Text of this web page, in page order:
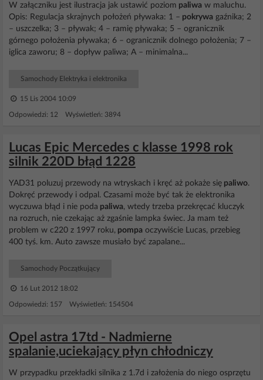
W załączniku jest ilustracja jak ustawić poziom paliwa w maluchu.
Opis: Regulacja skrajnych położeń pływaka: 1 – pokrywa gaźnika; 2
– uszczelka; 3 – pływak; 4 – ramię pływaka; 5 – ogranicznik
górnego położenia pływaka; 6 – ogranicznik dolnego położenia; 7 –
iglica zaworu; 8 – dopływ paliwa; A – minimalna...
Samochody Elektryka i elektronika
15 Lis 2004 10:09
Odpowiedzi: 12 Wyświetleń: 3894
Lucas Epic Mercedes c klasse 1998 rok
silnik 220D błąd 1228
YAD31 poluzuj przewody na wtryskach i kręć aż pokaże się paliwo.
Dokręć przewody i odpal. Czasami może być tak że elektronika
wyczuwa błąd i nie poda paliwa, wtedy trzeba przekręcać kluczyk
na rozruch, nie czekając aż zgaśnie lampka świec. Ja mam też
problem w c220 z 1997 roku, pompa oczywiście Lucas, przebieg
400 tyś. km. Auto zawsze musiało być zapalane...
Samochody Początkujący
16 Lut 2012 18:02
Odpowiedzi: 157 Wyświetleń: 154504
Opel astra 17td - Nadmierne
spalanie,uciekający płyn chłodniczy
W przypadku przekładki silnika z 1.7d i założenia do niego osprzętu